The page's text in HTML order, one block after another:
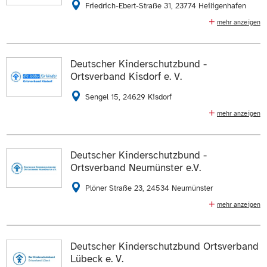
04521 4680
04521 409344
Die Daten auf derProfilseite des Mitgliedsanzeigen.
ZUR WEBSEITE
Friedrich-Ebert-Straße 31, 23774 Heiligenhafen
Hilfen (Mutter-Kind-Treffs, Familienhilfe), Hilfen zur
Erziehung (Ambulante Hilfen, Soziales Gruppentraining)
04362 5005700
04362 5005705
Die Daten auf derProfilseite des Mitgliedsanzeigen.
ZUR WEBSEITE
mehr anzeigen
Deutscher Kinderschutzbund -
Ortsverband Kisdorf e. V.
Sengel 15, 24629 Kisdorf
wöchentlich
04193 779187 E-Mail schreiben
Profilseite des Mitglieds anzeigen.
ZUR WEBSEITE
mehr anzeigen
Deutscher Kinderschutzbund -
Ortsverband Neumünster e.V.
Plöner Straße 23, 24534 Neumünster
Missbrauch, Familienhilfe, Begleiteter Umgang,
Elternkurse "Starke Eltern-Starke Kinder",
mehr anzeigen
Deutscher Kinderschutzbund Ortsverband
Lübeck e. V.